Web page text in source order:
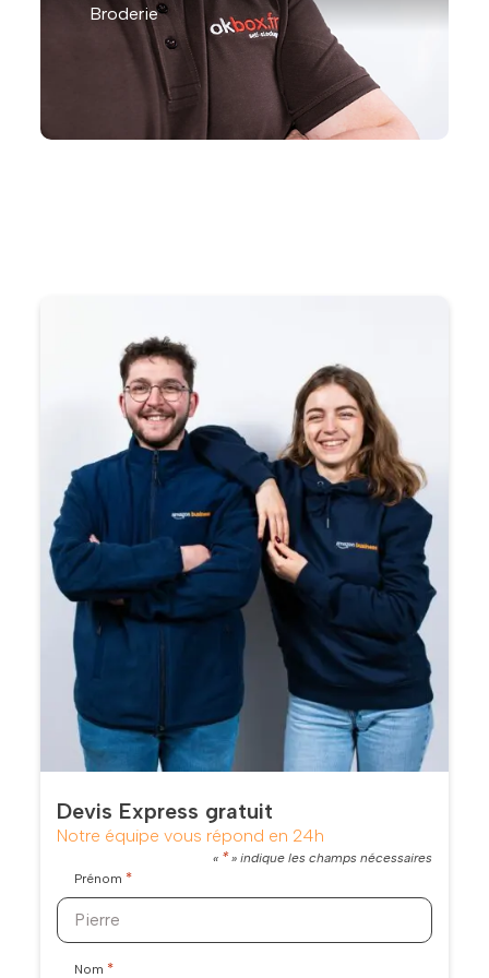
Broderie
Devis Express gratuit
Notre équipe vous répond en 24h
« *» indique les champs nécessaires
Prénom *
Nom *